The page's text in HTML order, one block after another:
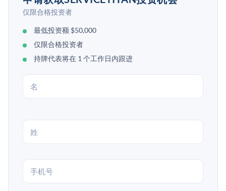
仅限合格投资者
最低投资额 $50,000
仅限合格投资者
持牌代表将在 1 个工作日内跟进